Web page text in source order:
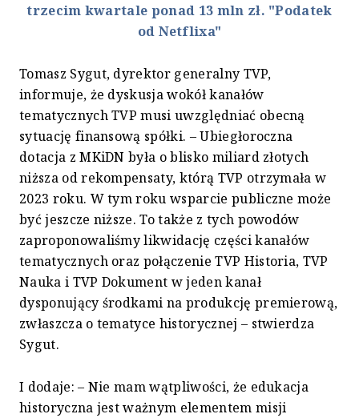
trzecim kwartale ponad 13 mln zł. "Podatek
od Netflixa"
Tomasz Sygut, dyrektor generalny TVP,
informuje, że dyskusja wokół kanałów
tematycznych TVP musi uwzględniać obecną
sytuację finansową spółki. – Ubiegłoroczna
dotacja z MKiDN była o blisko miliard złotych
niższa od rekompensaty, którą TVP otrzymała w
2023 roku. W tym roku wsparcie publiczne może
być jeszcze niższe. To także z tych powodów
zaproponowaliśmy likwidację części kanałów
tematycznych oraz połączenie TVP Historia, TVP
Nauka i TVP Dokument w jeden kanał
dysponujący środkami na produkcję premierową,
zwłaszcza o tematyce historycznej – stwierdza
Sygut.
I dodaje: – Nie mam wątpliwości, że edukacja
historyczna jest ważnym elementem misji